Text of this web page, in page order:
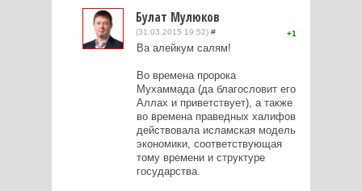
Булат Мулюков
(31.03.2015 19:52) # 1
Ва алейкум салям!
Во времена пророка
Мухаммада (да благословит его
Аллах и приветствует), а также
во времена праведных халифов
действовала исламская модель
экономики, соответствующая
тому времени и структуре
государства.